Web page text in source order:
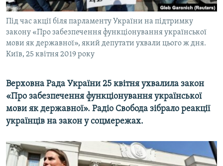
ІНФОГРАФІКА
ДОЛУЧАЙСЯ!
Усі сайти RFE/RL
Під час акції біля парламенту України на підтримку
закону «Про забезпечення функціонування української
мови як державної», який депутати ухвали цього ж дня.
Київ, 25 квітня 2019 року
Верховна Рада України 25 квітня ухвалила закон
«Про забезпечення функціонування української
мови як державної». Радіо Свобода зібрало реакції
українців на закон у соцмережах.